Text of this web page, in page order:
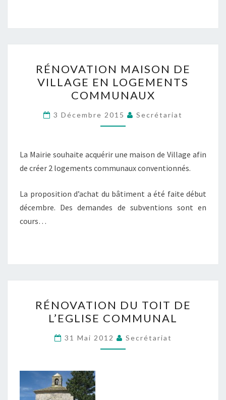
MAISON
DE
VILLAGE
EN
LOGEMENTS
RÉNOVATION MAISON DE
VILLAGE EN LOGEMENTS
COMMUNAUX
3 Décembre 2015 Secrétariat
La Mairie souhaite acquérir une maison de Village afin
de créer 2 logements communaux conventionnés.
La proposition d’achat du bâtiment a été faite début
décembre. Des demandes de subventions sont en
cours…
DU
TOIT
DE
L’EGLISE
RÉNOVATION DU TOIT DE
L’EGLISE COMMUNAL
31 Mai 2012 Secrétariat